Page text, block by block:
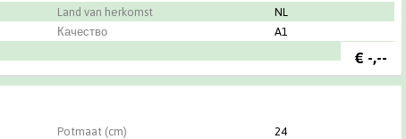
Land van herkomst
NL
Качество
A1
€ -,--
Potmaat (cm)
24